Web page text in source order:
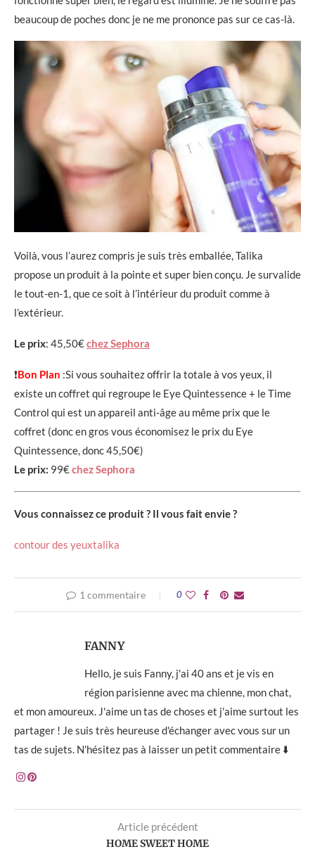
beaucoup de poches donc je ne me prononce pas sur ce cas-là.
Voilà, vous l’aurez compris je suis très emballée, Talika
propose un produit à la pointe et super bien conçu. Je survalide
le tout-en-1, que ce soit à l’intérieur du produit comme à
l’extérieur.
Le prix: 45,50€chez Sephora
❗Bon Plan :Si vous souhaitez offrir la totale à vos yeux, il
existe un coffret qui regroupe le Eye Quintessence + le Time
Control qui est un appareil anti-âge au même prix que le
coffret (donc en gros vous économisez le prix du Eye
Quintessence, donc 45,50€)
Le prix: 99€chez Sephora
Vous connaissez ce produit ? Il vous fait envie ?
contour des yeuxtalika
1 commentaire 0
FANNY
Hello, je suis Fanny, j'ai 40 ans et je vis en
région parisienne avec ma chienne, mon chat,
et mon amoureux. J'aime un tas de choses et j'aime surtout les
partager ! Je suis très heureuse d'échanger avec vous sur un
tas de sujets. N'hésitez pas à laisser un petit commentaire ⬇️
Article précédent
HOME SWEET HOME